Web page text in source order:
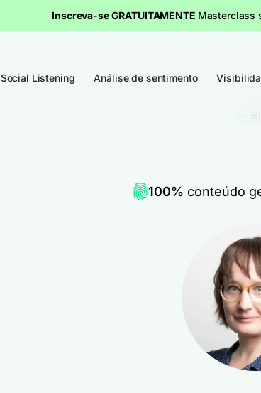
Inscreva-se GRATUITAMENTE Masterclass
Social Listening Análise de sentimento
100% conteúdo